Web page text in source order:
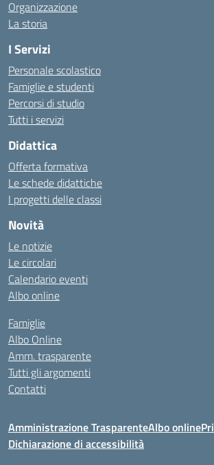
Organizzazione
La storia
I Servizi
Personale scolastico
Famiglie e studenti
Percorsi di studio
Tutti i servizi
Didattica
Offerta formativa
Le schede didattiche
I progetti delle classi
Novità
Le notizie
Le circolari
Calendario eventi
Albo online
Famiglie
Albo Online
Amm. trasparente
Tutti gli argomenti
Contatti
Amministrazione TrasparenteAlbo online
Dichiarazione di accessibilità